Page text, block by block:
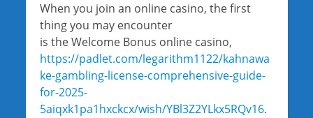
When you join an online casino, the first
thing you may encounter
is the Welcome Bonus online casino,
https://padlet.com/legarithm1122/kahnawa
ke-gambling-license-comprehensive-guide-
for-2025-
5aiqxk1pa1hxckcx/wish/YBl3Z2YLkx5RQv16.